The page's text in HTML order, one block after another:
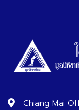
Chiang Mai